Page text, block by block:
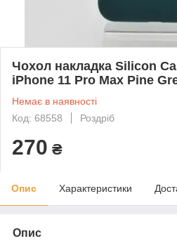
Чохол накладка Silicon
iPhone 11 Pro Max Pine
Немає в наявності
Код: 68558
Роздріб
270 ₴
Опис Характеристики
Опис